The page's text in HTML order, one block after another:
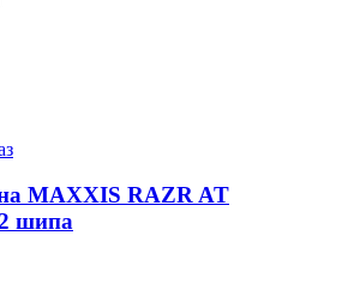
MAXXIS RAZR AT
шипа